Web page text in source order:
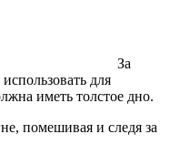
За
для
иметь толстое дно.
помешивая и следя за